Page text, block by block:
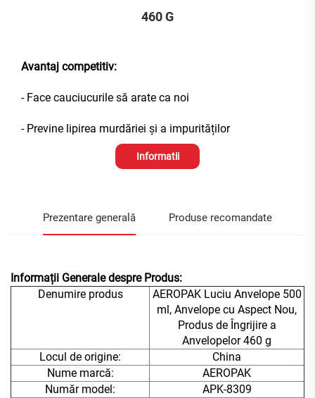
460 G
Avantaj competitiv:
- Face cauciucurile să arate ca noi
- Previne lipirea murdăriei și a impurităților
Informatii
Prezentare generală Produse recomandate
Informații Generale despre Produs:
Denumire produs
AEROPAK Luciu Anvelope 500
ml, Anvelope cu Aspect Nou,
Produs de Îngrijire a
Anvelopelor 460 g
Locul de origine:
China
Nume marcă:
AEROPAK
Număr model:
APK-8309